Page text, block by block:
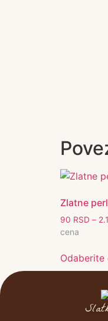
Zlatne
90 RSD –
cena
Odaberite